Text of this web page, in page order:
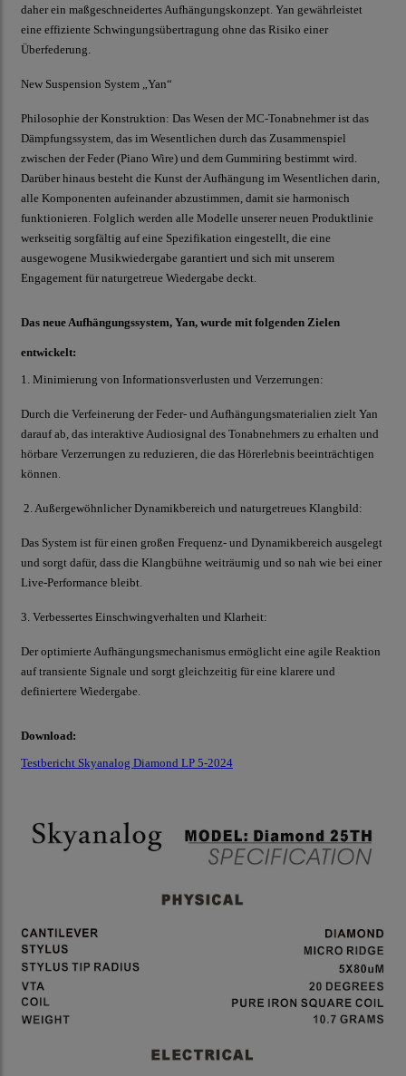
daher ein maßgeschneidertes Aufhängungskonzept. Yan gewährleistet
eine effiziente Schwingungsübertragung ohne das Risiko einer
Überfederung.
New Suspension System „Yan“
Philosophie der Konstruktion: Das Wesen der MC-Tonabnehmer ist das
Dämpfungssystem, das im Wesentlichen durch das Zusammenspiel
zwischen der Feder (Piano Wire) und dem Gummiring bestimmt wird.
Darüber hinaus besteht die Kunst der Aufhängung im Wesentlichen darin,
alle Komponenten aufeinander abzustimmen, damit sie harmonisch
funktionieren. Folglich werden alle Modelle unserer neuen Produktlinie
werkseitig sorgfältig auf eine Spezifikation eingestellt, die eine
ausgewogene Musikwiedergabe garantiert und sich mit unserem
Engagement für naturgetreue Wiedergabe deckt.
Das neue Aufhängungssystem, Yan, wurde mit folgenden Zielen
entwickelt:
1. Minimierung von Informationsverlusten und Verzerrungen:
Durch die Verfeinerung der Feder- und Aufhängungsmaterialien zielt Yan
darauf ab, das interaktive Audiosignal des Tonabnehmers zu erhalten und
hörbare Verzerrungen zu reduzieren, die das Hörerlebnis beeinträchtigen
können.
2. Außergewöhnlicher Dynamikbereich und naturgetreues Klangbild:
Das System ist für einen großen Frequenz- und Dynamikbereich ausgelegt
und sorgt dafür, dass die Klangbühne weiträumig und so nah wie bei einer
Live-Performance bleibt.
3. Verbessertes Einschwingverhalten und Klarheit:
Der optimierte Aufhängungsmechanismus ermöglicht eine agile Reaktion
auf transiente Signale und sorgt gleichzeitig für eine klarere und
definiertere Wiedergabe.
Download:
Testbericht Skyanalog Diamond LP 5-2024